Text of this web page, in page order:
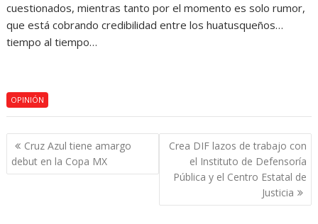
cuestionados, mientras tanto por el momento es solo rumor,
que está cobrando credibilidad entre los huatusqueños…
tiempo al tiempo…
OPINIÓN
Navegación
de
entradas
Cruz Azul tiene amargo
debut en la Copa MX
Crea DIF lazos de trabajo con
el Instituto de Defensoría
Pública y el Centro Estatal de
Justicia